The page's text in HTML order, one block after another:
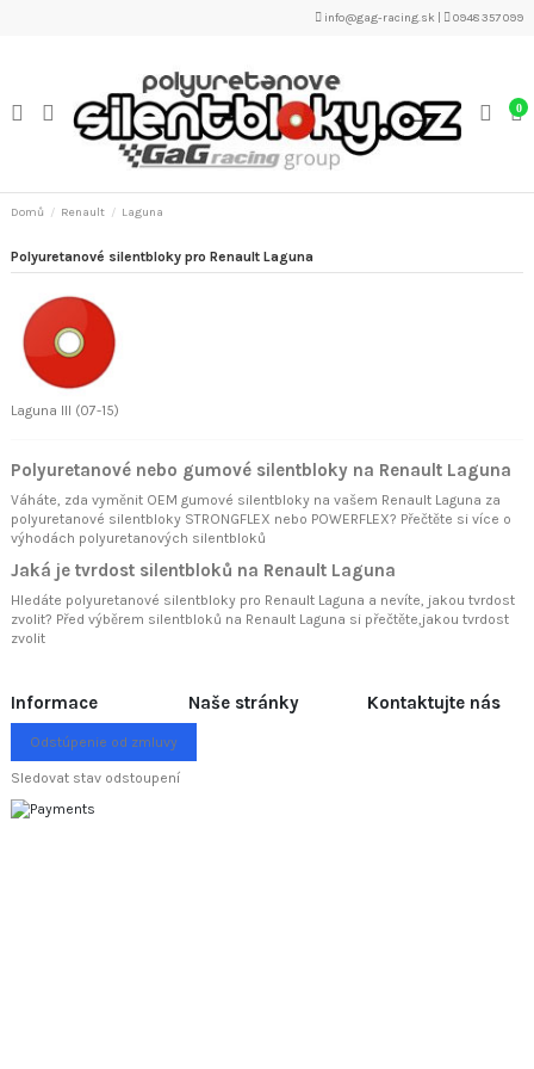
info@gag-racing.sk 0948 357 099
0
Domů Renault Laguna
Polyuretanové silentbloky pro Renault Laguna
Laguna III (07-15)
Polyuretanové nebo gumové silentbloky na Renault Laguna
Váháte, zda vyměnit OEM gumové silentbloky na vašem Renault Laguna za
polyuretanové silentbloky STRONGFLEX nebo POWERFLEX? Přečtěte si více o
výhodách polyuretanových silentbloků
Jaká je tvrdost silentbloků na Renault Laguna
Hledáte polyuretanové silentbloky pro Renault Laguna a nevíte, jakou tvrdost
zvolit? Před výběrem silentbloků na Renault Laguna si přečtěte ,jakou tvrdost
zvolit
Informace Naše stránky Kontaktujte nás
Odstúpenie od zmluvy
Sledovat stav odstoupení